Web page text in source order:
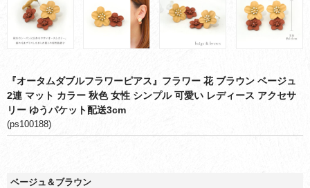
『オータムダブルフラワーピアス』フラワー 花 ブラウン ベージュ
2連 マット カラー 秋色 女性 シンプル 可愛い レディース アクセサ
リー ゆうパケット配送3cm
(ps100188)
ベージュ＆ブラウン